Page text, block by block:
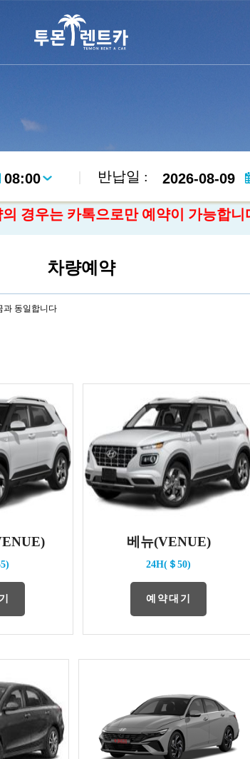
반납일 :
경우는 카톡으로만 예약이 가능합니
차량예약
과 동일합니다
베뉴(VENUE)
24H(＄50)
예약대기